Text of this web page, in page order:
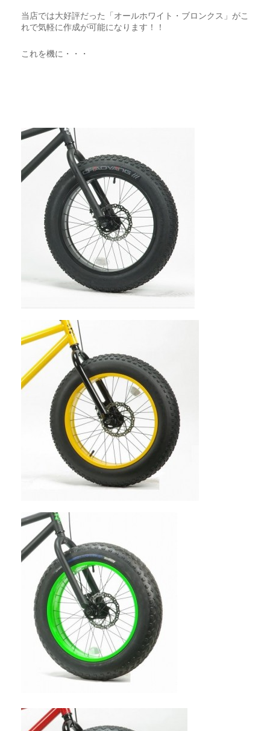
当店では大好評だった「オールホワイト・ブロンクス」がこ
れで気軽に作成が可能になります！！
これを機に・・・